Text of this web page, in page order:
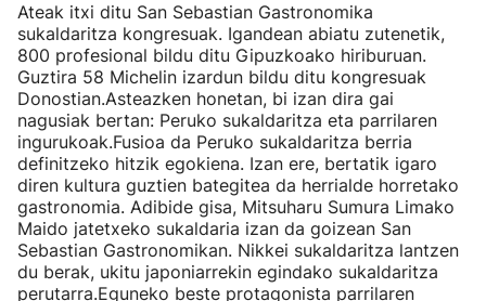
Ateak itxi ditu San Sebastian Gastronomika
sukaldaritza kongresuak. Igandean abiatu zutenetik,
800 profesional bildu ditu Gipuzkoako hiriburuan.
Guztira 58 Michelin izardun bildu ditu kongresuak
Donostian.Asteazken honetan, bi izan dira gai
nagusiak bertan: Peruko sukaldaritza eta parrilaren
ingurukoak.Fusioa da Peruko sukaldaritza berria
definitzeko hitzik egokiena. Izan ere, bertatik igaro
diren kultura guztien bategitea da herrialde horretako
gastronomia. Adibide gisa, Mitsuharu Sumura Limako
Maido jatetxeko sukaldaria izan da goizean San
Sebastian Gastronomikan. Nikkei sukaldaritza lantzen
du berak, ukitu japoniarrekin egindako sukaldaritza
perutarra.Eguneko beste protagonista parrilaren